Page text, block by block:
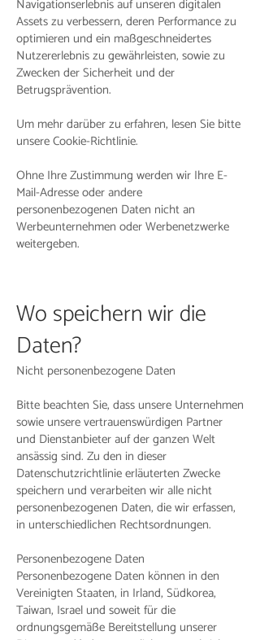
Navigationserlebnis auf unseren digitalen
Assets zu verbessern, deren Performance zu
optimieren und ein maßgeschneidertes
Nutzererlebnis zu gewährleisten, sowie zu
Zwecken der Sicherheit und der
Betrugsprävention.
Um mehr darüber zu erfahren, lesen Sie bitte
unsere Cookie-Richtlinie.
Ohne Ihre Zustimmung werden wir Ihre E-
Mail-Adresse oder andere
personenbezogenen Daten nicht an
Werbeunternehmen oder Werbenetzwerke
weitergeben.
Wo speichern wir die
Daten?
Nicht personenbezogene Daten
Bitte beachten Sie, dass unsere Unternehmen
sowie unsere vertrauenswürdigen Partner
und Dienstanbieter auf der ganzen Welt
ansässig sind. Zu den in dieser
Datenschutzrichtlinie erläuterten Zwecke
speichern und verarbeiten wir alle nicht
personenbezogenen Daten, die wir erfassen,
in unterschiedlichen Rechtsordnungen.
Personenbezogene Daten
Personenbezogene Daten können in den
Vereinigten Staaten, in Irland, Südkorea,
Taiwan, Israel und soweit für die
ordnungsgemäße Bereitstellung unserer